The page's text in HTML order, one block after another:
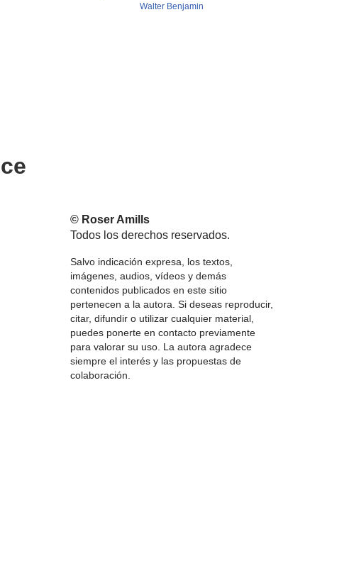
Walter Benjamin
© Roser Amills
Todos los derechos reservados.
Salvo indicación expresa, los textos,
imágenes, audios, vídeos y demás
contenidos publicados en este sitio
pertenecen a la autora. Si deseas reproducir,
citar, difundir o utilizar cualquier material,
puedes ponerte en contacto previamente
para valorar su uso. La autora agradece
siempre el interés y las propuestas de
colaboración.